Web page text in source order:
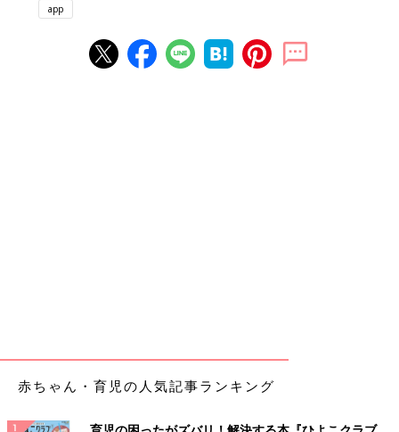
app
赤ちゃん・育児の人気記事ランキング